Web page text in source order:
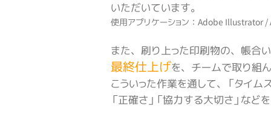
いただいています。
使用アプリケーション：Adobe Illustrator
また、刷り上った印刷物の、帳合
最終仕上げを、チームで取り組
こういった作業を通して、「タイム
「正確さ」「協力する大切さ」など